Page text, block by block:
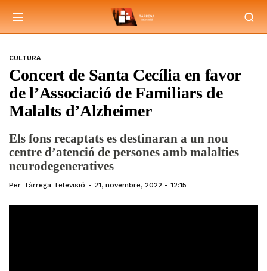
CULTURA
Concert de Santa Cecília en favor
de l’Associació de Familiars de
Malalts d’Alzheimer
Els fons recaptats es destinaran a un nou
centre d’atenció de persones amb malalties
neurodegeneratives
Per Tàrrega Televisió 21, novembre, 2022 - 12:15